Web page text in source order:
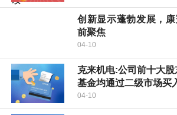
创新显示蓬勃发展，
前聚焦
04-10
克来机电:公司前十大
基金均通过二级市场买
04-10